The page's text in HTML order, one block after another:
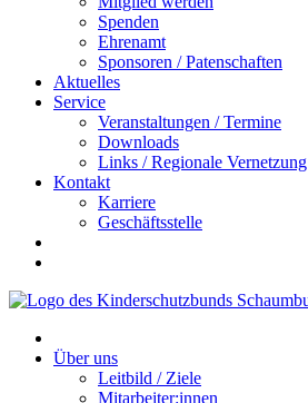
Spenden
Ehrenamt
Sponsoren / Patenschaften
Aktuelles
Service
Veranstaltungen / Termine
Downloads
Links / Regionale Vernetzung
Kontakt
Karriere
Geschäftsstelle
Über uns
Leitbild / Ziele
Mitarbeiter:innen